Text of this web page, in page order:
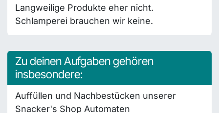
Langweilige Produkte eher nicht.
Schlamperei brauchen wir keine.
Zu deinen Aufgaben gehören
insbesondere:
Auffüllen und Nachbestücken unserer
Snacker's Shop Automaten